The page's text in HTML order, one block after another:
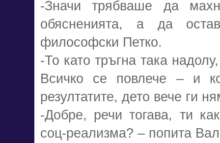
-Значи трябваше да
обясненията, а да
философски Петко.
-То като тръгна така
Всичко се повлече – и
резултатите, дето вече ги
-Добре, речи тогава, ти
соц-реализма? – попита